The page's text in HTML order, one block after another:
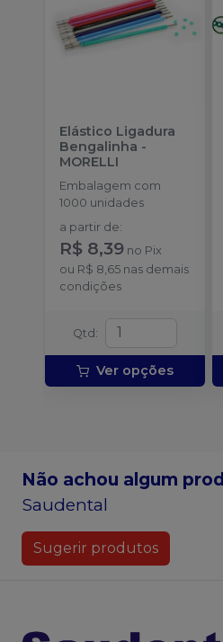
Elástico Ligadura
Bengalinha -
MORELLI
Embalagem com
1000 unidades
a partir de:
R$ 8,39 no Pix
ou R$ 8,65 nas demais
condições
Qtd :
Ver opções
Não achou algum
Saudental
Sugerir produtos